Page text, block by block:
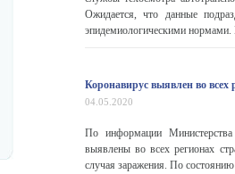
Ожидается, что данные
эпидемиологическими нормами.
Коронавирус выявлен во всех
04.05.2020
По информации Министерства
выявлены во всех регионах
случая заражения. По